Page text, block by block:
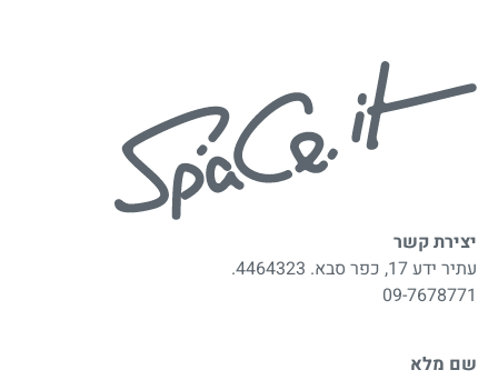
יצירת קשר
עתיר ידע 17, כפר סבא. 4464323.
09-7678771
שם מלא